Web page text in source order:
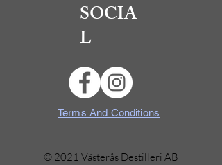
SOCIA
L
Terms And Conditions
© 2021 Västerås Destilleri AB